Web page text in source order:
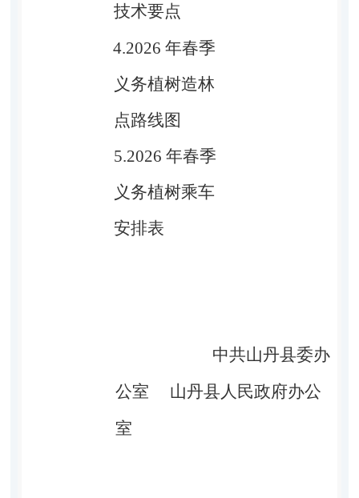
技术要点
4.2026 年春季
义务植树造林
点路线图
5.2026 年春季
义务植树乘车
安排表
中共山丹县委办
公室
山丹县人民政府办公
室